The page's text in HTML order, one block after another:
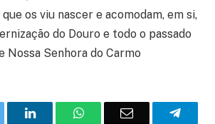
que os viu nascer e acomodam, em si,
do Douro e todo o passado
Nossa Senhora do Carmo
O
WhatsAppE-